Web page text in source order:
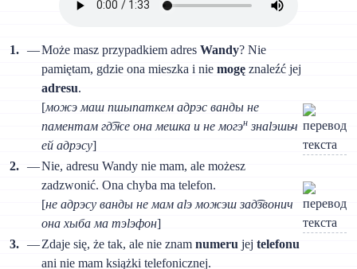
1. —Może masz przypadkiem adresWandy? Nie
pamiętam, gdzie ona mieszka i niemogę znaleźć jej
adresu.
[можэ маш пшыпаткем адрэс ванды не
паментам гд͡же она мешка и не могэн знаlэшьч
ей адрэсу]
2.
—Nie, adresu Wandy nie mam, ale możesz
zadzwonić. Ona chyba ma telefon.
[не адрэсу ванды не мам аlэ можэш зад͡звонич
она хыба ма тэlэфон]
3.
—Zdaje się, że tak, ale nie znamnumeru jejtelefonu
ani nie mam książki telefonicznej.